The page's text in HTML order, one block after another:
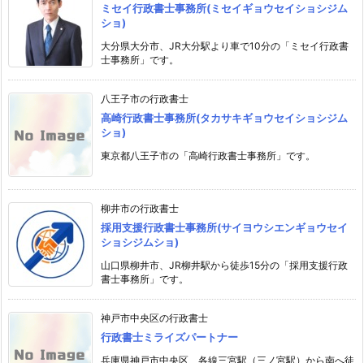
ミセイ行政書士事務所(ミセイギョウセイショシジム
ショ)
大分県大分市、JR大分駅より車で10分の「ミセイ行政書
士事務所」です。
八王子市の行政書士
高崎行政書士事務所(タカサキギョウセイショシジム
ショ)
東京都八王子市の「高崎行政書士事務所」です。
柳井市の行政書士
採用支援行政書士事務所(サイヨウシエンギョウセイ
ショシジムショ)
山口県柳井市、JR柳井駅から徒歩15分の「採用支援行政
書士事務所」です。
神戸市中央区の行政書士
行政書士ミライズパートナー
兵庫県神戸市中央区、各線三宮駅（三ノ宮駅）から南へ徒